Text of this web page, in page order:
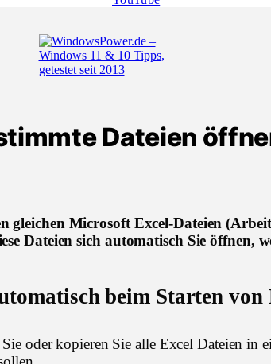
Dateien
gleichen Microsoft Excel-Dateien
Dateien sich automatisch Sie öffnen,
beim Starten von
Sie oder kopieren Sie alle Excel Dateien in